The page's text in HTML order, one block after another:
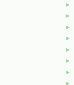
►
►
►
►
►
►
►